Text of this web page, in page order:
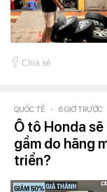
Chia sẻ
QUỐC TẾ - 6 GIỜ TRƯỚC
Ô tô Honda
gầm do hãng
triển?